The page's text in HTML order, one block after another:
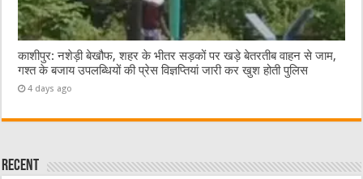
काशीपुर: नशेड़ी बेखौफ, शहर के भीतर सड़कों पर खड़े बेतरतीब वाहन से जाम,
गश्त के बजाय उपलब्धियों की प्रेस विज्ञप्तियां जारी कर खुश होती पुलिस
4 days ago
Recent